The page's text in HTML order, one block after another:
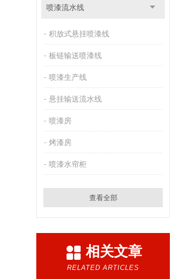
喷漆流水线
积放式悬挂喷漆线
板链输送喷漆线
喷漆生产线
悬挂输送流水线
喷漆房
烤漆房
喷漆水帘柜
查看全部
相关文章
RELATED ARTICLES